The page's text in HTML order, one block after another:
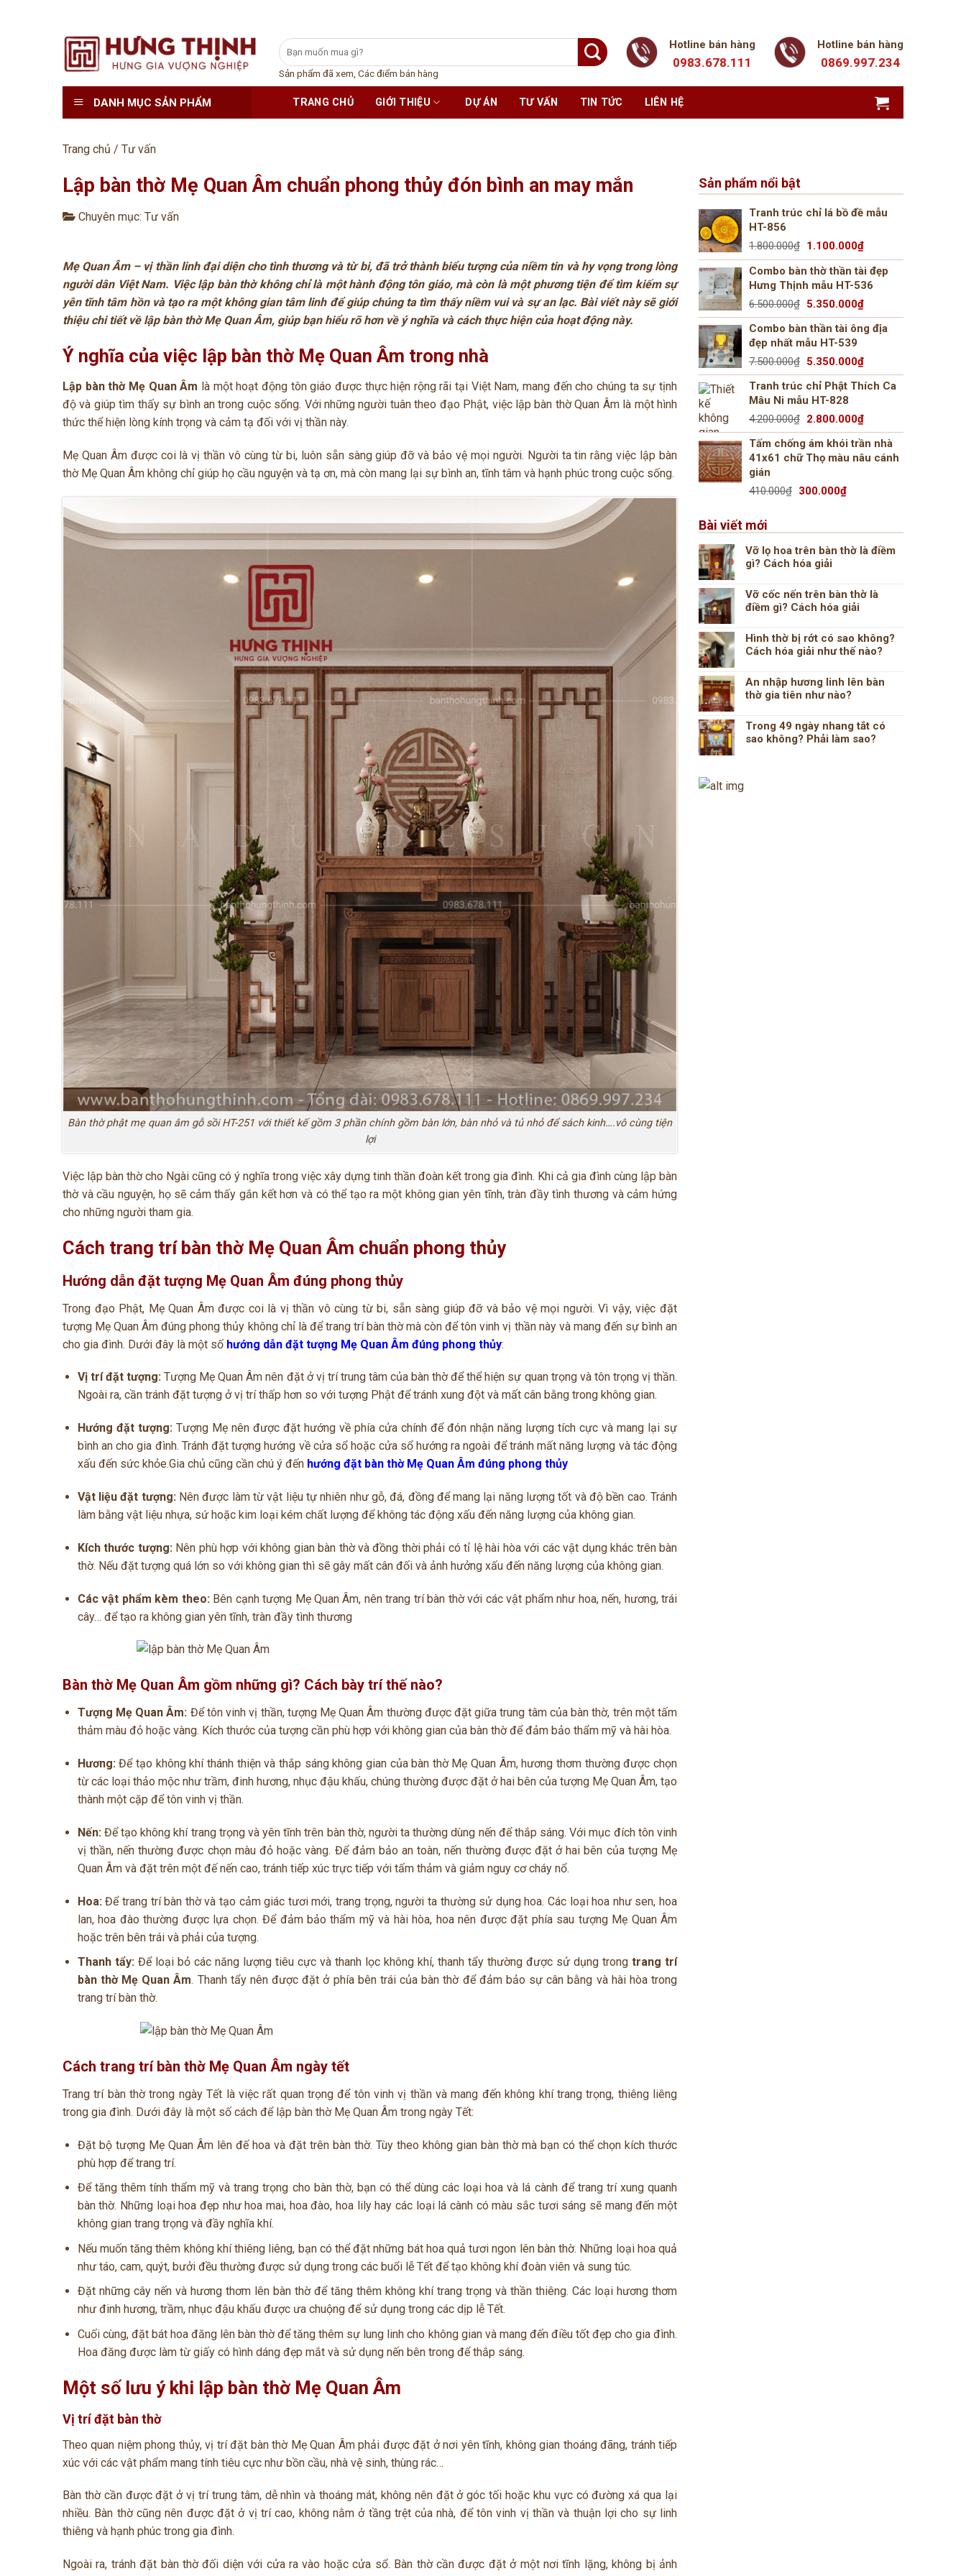
content
Tìm
kiếm:
Sản phẩm đã xem Các điểm bán hàng
Hotline bán hàng
0983.678.111
Hotline bán hàng
0869.997.234
DANH MỤC SẢN PHẨM TRANG CHỦ GIỚI THIỆU DỰ ÁN TƯ VẤN TIN TỨC LIÊN HỆ
Trang chủ / Tư vấn
Lập bàn thờ Mẹ Quan Âm chuẩn phong thủy đón bình an may mắn
Chuyên mục: Tư vấn
Mẹ Quan Âm – vị thần linh đại diện cho tình thương và từ bi, đã trở thành biểu tượng của niềm tin và hy vọng trong lòng
người dân Việt Nam. Việc lập bàn thờ không chỉ là một hành động tôn giáo, mà còn là một phương tiện để tìm kiếm sự
yên tĩnh tâm hồn và tạo ra một không gian tâm linh để giúp chúng ta tìm thấy niềm vui và sự an lạc. Bài viết này sẽ giới
thiệu chi tiết về lập bàn thờ Mẹ Quan Âm, giúp bạn hiểu rõ hơn về ý nghĩa và cách thực hiện của hoạt động này.
Ý nghĩa của việc lập bàn thờ Mẹ Quan Âm trong nhà
Lập bàn thờ Mẹ Quan Âm là một hoạt động tôn giáo được thực hiện rộng rãi tại Việt Nam, mang đến cho chúng ta sự tịnh
độ và giúp tìm thấy sự bình an trong cuộc sống. Với những người tuân theo đạo Phật, việc lập bàn thờ Quan Âm là một hình
thức thể hiện lòng kính trọng và cảm tạ đối với vị thần này.
Mẹ Quan Âmđược coi là vị thần vô cùng từ bi, luôn sẵn sàng giúp đỡ và bảo vệ mọi người. Người ta tin rằng việc lập bàn
thờ Mẹ Quan Âm không chỉ giúp họ cầu nguyện và tạ ơn, mà còn mang lại sự bình an, tĩnh tâm và hạnh phúc trong cuộc sống.
Bàn thờ phật mẹ quan âm gỗ sồi HT-251 với thiết kế gồm 3 phần chính gồm bàn lớn, bàn nhỏ và tủ nhỏ để sách kinh….vô cùng tiện
lợi
Việc lập bàn thờ cho Ngài cũng có ý nghĩa trong việc xây dựng tinh thần đoàn kết trong gia đình. Khi cả gia đình cùng lập bàn
thờ và cầu nguyện, họ sẽ cảm thấy gắn kết hơn và có thể tạo ra một không gian yên tĩnh, tràn đầy tình thương và cảm hứng
cho những người tham gia.
Cách trang trí bàn thờ Mẹ Quan Âm chuẩn phong thủy
Hướng dẫn đặt tượng Mẹ Quan Âm đúng phong thủy
Trong đạo Phật, Mẹ Quan Âm được coi là vị thần vô cùng từ bi, sẵn sàng giúp đỡ và bảo vệ mọi người. Vì vậy, việc đặt
tượng Mẹ Quan Âm đúng phong thủy không chỉ là để trang trí bàn thờ mà còn để tôn vinh vị thần này và mang đến sự bình an
cho gia đình. Dưới đây là một số hướng dẫn đặt tượng Mẹ Quan Âm đúng phong thủy:
Vị trí đặt tượng:Tượng Mẹ Quan Âm nên đặt ở vị trí trung tâm của bàn thờ để thể hiện sự quan trọng và tôn trọng vị thần.
Ngoài ra, cần tránh đặt tượng ở vị trí thấp hơn so với tượng Phật để tránh xung đột và mất cân bằng trong không gian.
Hướng đặt tượng: Tượng Mẹ nên được đặt hướng về phía cửa chính để đón nhận năng lượng tích cực và mang lại sự
bình an cho gia đình. Tránh đặt tượng hướng về cửa sổ hoặc cửa sổ hướng ra ngoài để tránh mất năng lượng và tác động
xấu đến sức khỏe.Gia chủ cũng cần chú ý đến hướng đặt bàn thờ Mẹ Quan Âm đúng phong thủy
Vật liệu đặt tượng:Nên được làm từ vật liệu tự nhiên như gỗ, đá, đồng để mang lại năng lượng tốt và độ bền cao. Tránh
làm bằng vật liệu nhựa, sứ hoặc kim loại kém chất lượng để không tác động xấu đến năng lượng của không gian.
Kích thước tượng:Nên phù hợp với không gian bàn thờ và đồng thời phải có tỉ lệ hài hòa với các vật dụng khác trên bàn
thờ. Nếu đặt tượng quá lớn so với không gian thì sẽ gây mất cân đối và ảnh hưởng xấu đến năng lượng của không gian.
Các vật phẩm kèm theo: Bên cạnh tượng Mẹ Quan Âm, nên trang trí bàn thờ với các vật phẩm như hoa, nến, hương, trái
cây… để tạo ra không gian yên tĩnh, tràn đầy tình thương
Bàn thờ Mẹ Quan Âm gồm những gì? Cách bày trí thế nào?
Tượng Mẹ Quan Âm: Để tôn vinh vị thần, tượng Mẹ Quan Âm thường được đặt giữa trung tâm của bàn thờ, trên một tấm
thảm màu đỏ hoặc vàng. Kích thước của tượng cần phù hợp với không gian của bàn thờ để đảm bảo thẩm mỹ và hài hòa.
Hương:Để tạo không khí thánh thiện và thắp sáng không gian của bàn thờ Mẹ Quan Âm, hương thơm thường được chọn
từ các loại thảo mộc như trầm, đinh hương, nhục đậu khấu, chúng thường được đặt ở hai bên của tượng Mẹ Quan Âm, tạo
thành một cặp để tôn vinh vị thần.
Nến:Để tạo không khí trang trọng và yên tĩnh trên bàn thờ, người ta thường dùng nến để thắp sáng. Với mục đích tôn vinh
vị thần, nến thường được chọn màu đỏ hoặc vàng. Để đảm bảo an toàn, nến thường được đặt ở hai bên của tượng Mẹ
Quan Âm và đặt trên một đế nến cao, tránh tiếp xúc trực tiếp với tấm thảm và giảm nguy cơ cháy nổ.
Hoa:Để trang trí bàn thờ và tạo cảm giác tươi mới, trang trọng, người ta thường sử dụng hoa. Các loại hoa như sen, hoa
lan, hoa đào thường được lựa chọn. Để đảm bảo thẩm mỹ và hài hòa, hoa nên được đặt phía sau tượng Mẹ Quan Âm
hoặc trên bên trái và phải của tượng.
Thanh tẩy:Để loại bỏ các năng lượng tiêu cực và thanh lọc không khí, thanh tẩy thường được sử dụng trong trang trí
bàn thờ Mẹ Quan Âm. Thanh tẩy nên được đặt ở phía bên trái của bàn thờ để đảm bảo sự cân bằng và hài hòa trong
trang trí bàn thờ.
Cách trang trí bàn thờ Mẹ Quan Âm ngày tết
Trang trí bàn thờ trong ngày Tết là việc rất quan trọng để tôn vinh vị thần và mang đến không khí trang trọng, thiêng liêng
trong gia đình. Dưới đây là một số cách để lập bàn thờ Mẹ Quan Âm trong ngày Tết:
Đặt bộ tượng Mẹ Quan Âm lên đế hoa và đặt trên bàn thờ. Tùy theo không gian bàn thờ mà bạn có thể chọn kích thước
phù hợp để trang trí.
Để tăng thêm tính thẩm mỹ và trang trọng cho bàn thờ, bạn có thể dùng các loại hoa và lá cành để trang trí xung quanh
bàn thờ. Những loại hoa đẹp như hoa mai, hoa đào, hoa lily hay các loại lá cành có màu sắc tươi sáng sẽ mang đến một
không gian trang trọng và đầy nghĩa khí.
Nếu muốn tăng thêm không khí thiêng liêng, bạn có thể đặt những bát hoa quả tươi ngon lên bàn thờ. Những loại hoa quả
như táo, cam, quýt, bưởi đều thường được sử dụng trong các buổi lễ Tết để tạo không khí đoàn viên và sung túc.
Đặt những cây nến và hương thơm lên bàn thờ để tăng thêm không khí trang trọng và thần thiêng. Các loại hương thơm
như đinh hương, trầm, nhục đậu khấu được ưa chuộng để sử dụng trong các dịp lễ Tết.
Cuối cùng, đặt bát hoa đăng lên bàn thờ để tăng thêm sự lung linh cho không gian và mang đến điều tốt đẹp cho gia đình.
Hoa đăng được làm từ giấy có hình dáng đẹp mắt và sử dụng nến bên trong để thắp sáng.
Một số lưu ý khi lập bàn thờ Mẹ Quan Âm
Vị trí đặt bàn thờ
Theo quan niệm phong thủy, vị trí đặt bàn thờ Mẹ Quan Âm phải được đặt ở nơi yên tĩnh, không gian thoáng đãng, tránh tiếp
xúc với các vật phẩm mang tính tiêu cực như bồn cầu, nhà vệ sinh, thùng rác…
Bàn thờ cần được đặt ở vị trí trung tâm, dễ nhìn và thoáng mát, không nên đặt ở góc tối hoặc khu vực có đường xá qua lại
nhiều. Bàn thờ cũng nên được đặt ở vị trí cao, không nằm ở tầng trệt của nhà, để tôn vinh vị thần và thuận lợi cho sự linh
thiêng và hạnh phúc trong gia đình.
Ngoài ra, tránh đặt bàn thờ đối diện với cửa ra vào hoặc cửa sổ. Bàn thờ cần được đặt ở một nơi tĩnh lặng, không bị ảnh
Sản phẩm nổi bật
Tranh trúc chỉ lá bồ đề mẫu
HT-856
1.800.000₫ Giá
gốc
là:
1.800.000₫.
1.100.000₫Giá
hiện
tại
là:
1.100.000₫.
Combo bàn thờ thần tài đẹp
Hưng Thịnh mẫu HT-536
6.500.000₫ Giá
gốc
là:
6.500.000₫.
5.350.000₫Giá
hiện
tại
5.350.000₫.
Combo bàn thần tài ông địa
đẹp nhất mẫu HT-539
7.500.000₫ Giá
gốc
là:
7.500.000₫.
5.350.000₫Giá
hiện
tại
5.350.000₫.
Tranh trúc chỉ Phật Thích Ca
Mâu Ni mẫu HT-828
4.200.000₫ Giá
gốc
là:
4.200.000₫.
2.800.000₫Giá
hiện
tại
là:
Tấm chống ám khói trần nhà
41x61 chữ Thọ màu nâu cánh
gián
410.000₫ Giá
410.000₫.
300.000₫Giá
là:
300.000₫.
Bài viết mới
Vỡ lọ hoa trên bàn thờ là điềm
gì? Cách hóa giải
Vỡ cốc nến trên bàn thờ là
điềm gì? Cách hóa giải
Hình thờ bị rớt có sao không?
Cách hóa giải như thế nào?
An nhập hương linh lên bàn
thờ gia tiên như nào?
Trong 49 ngày nhang tắt có
sao không? Phải làm sao?